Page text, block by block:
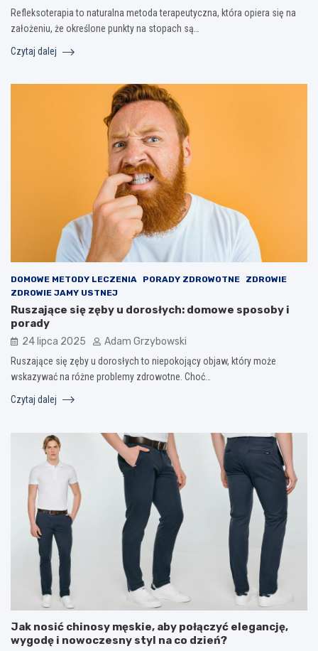
Refleksoterapia to naturalna metoda terapeutyczna, która opiera się na
założeniu, że określone punkty na stopach są…
Czytaj dalej
DOMOWE METODY LECZENIA PORADY ZDROWOTNE
ZDROWIE
ZDROWIE JAMY USTNEJ
Ruszające się zęby u dorosłych: domowe sposoby i
porady
24 lipca 2025 Adam Grzybowski
Ruszające się zęby u dorosłych to niepokojący objaw, który może
wskazywać na różne problemy zdrowotne. Choć…
Czytaj dalej
Jak nosić chinosy męskie, aby połączyć elegancję,
wygodę i nowoczesny styl na co dzień?